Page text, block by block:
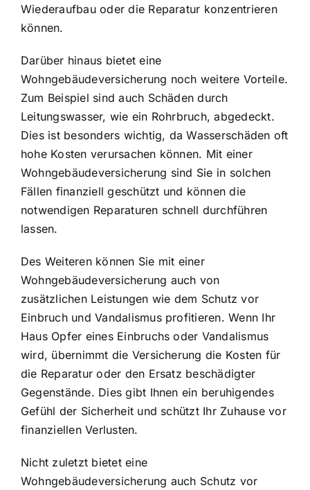
Wiederaufbau oder die Reparatur konzentrieren
können.
Darüber hinaus bietet eine
Wohngebäudeversicherung noch weitere Vorteile.
Zum Beispiel sind auch Schäden durch
Leitungswasser, wie ein Rohrbruch, abgedeckt.
Dies ist besonders wichtig, da Wasserschäden oft
hohe Kosten verursachen können. Mit einer
Wohngebäudeversicherung sind Sie in solchen
Fällen finanziell geschützt und können die
notwendigen Reparaturen schnell durchführen
lassen.
Des Weiteren können Sie mit einer
Wohngebäudeversicherung auch von
zusätzlichen Leistungen wie dem Schutz vor
Einbruch und Vandalismus profitieren. Wenn Ihr
Haus Opfer eines Einbruchs oder Vandalismus
wird, übernimmt die Versicherung die Kosten für
die Reparatur oder den Ersatz beschädigter
Gegenstände. Dies gibt Ihnen ein beruhigendes
Gefühl der Sicherheit und schützt Ihr Zuhause vor
finanziellen Verlusten.
Nicht zuletzt bietet eine
Wohngebäudeversicherung auch Schutz vor